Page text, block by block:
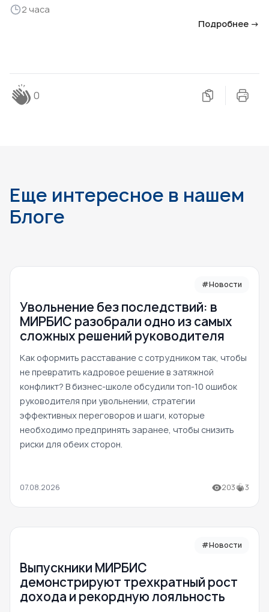
2 часа
Подробнее →
0
Еще интересное в нашем
Блоге
#Новости
Увольнение без последствий: в
МИРБИС разобрали одно из самых
сложных решений руководителя
Как оформить расставание с сотрудником так, чтобы
не превратить кадровое решение в затяжной
конфликт? В бизнес-школе обсудили топ-10 ошибок
руководителя при увольнении, стратегии
эффективных переговоров и шаги, которые
необходимо предпринять заранее, чтобы снизить
риски для обеих сторон.
07.08.2026 203 3
#Новости
Выпускники МИРБИС
демонстрируют трехкратный рост
дохода и рекордную лояльность